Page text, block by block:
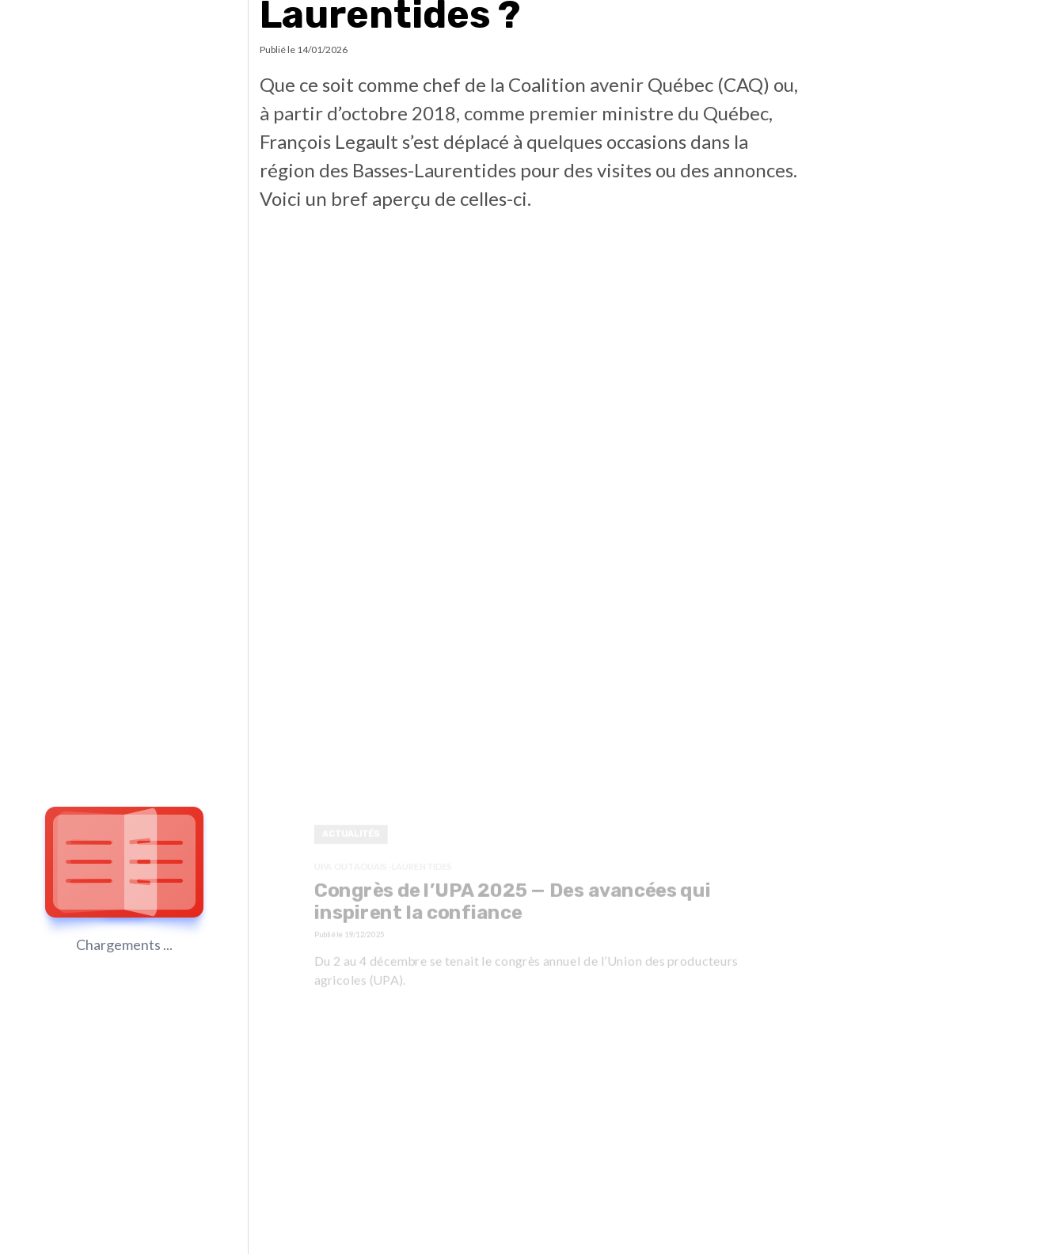
Chargements ...
Laurentides ?
Publié le 14/01/2026
Que ce soit comme chef de la Coalition avenir Québec (CAQ) ou,
à partir d’octobre 2018, comme premier ministre du Québec,
François Legault s’est déplacé à quelques occasions dans la
région des Basses-Laurentides pour des visites ou des annonces.
Voici un bref aperçu de celles-ci.
Congrès de l’UPA 2025 — Des avancées qui
inspirent la confiance
Publié le 19/12/2025
Du 2 au 4 décembre se tenait le congrès annuel de l’Union des producteurs
agricoles (UPA).